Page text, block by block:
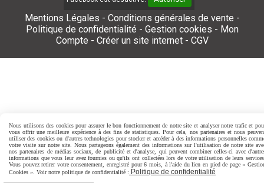
Mentions Légales
Conditions générales de vente
Politique de confidentialité
Gestion cookies
Mon
Compte
Créer un site internet CGV
Nous utilisons des cookies pour assurer le bon fonctionnement de notre site et analyser notre trafic et
vous offrir une meilleure expérience à des fins de statistiques. Pour cela, nos partenaires et nous
utiliser des cookies ou d'autres technologies pour stocker et accéder à des informations personnelles
votre visite sur notre site. Nous partageons également des informations sur l'utilisation de notre site
nos partenaires de médias sociaux, de publicité et d'analyse, qui peuvent combiner celles-ci avec
informations que vous leur avez fournies ou qu'ils ont collectées lors de votre utilisation de leurs
Vous pouvez retirer votre consentement, enregistré pour 6 mois, à l'aide du lien en pied de page «
Cookies ». Voir notre politique de confidentialité : Politique de confidentialité